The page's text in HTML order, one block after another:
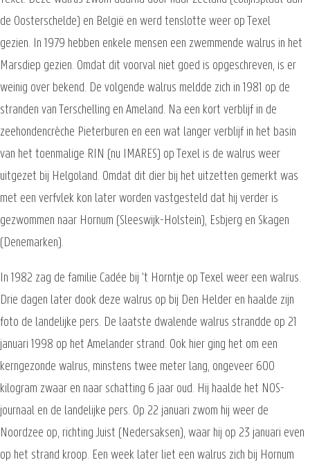
de Oosterschelde) en België en werd tenslotte weer op Texel
gezien. In 1979 hebben enkele mensen een zwemmende walrus in het
Marsdiep gezien. Omdat dit voorval niet goed is opgeschreven, is er
weinig over bekend. De volgende walrus meldde zich in 1981 op de
stranden van Terschelling en Ameland. Na een kort verblijf in de
zeehondencrèche Pieterburen en een wat langer verblijf in het basin
van het toenmalige RIN (nu IMARES) op Texel is de walrus weer
uitgezet bij Helgoland. Omdat dit dier bij het uitzetten gemerkt was
met een verfvlek kon later worden vastgesteld dat hij verder is
gezwommen naar Hornum (Sleeswijk-Holstein), Esbjerg en Skagen
(Denemarken).
In 1982 zag de familie Cadée bij 't Horntje op Texel weer een walrus.
Drie dagen later dook deze walrus op bij Den Helder en haalde zijn
foto de landelijke pers. De laatste dwalende walrus strandde op 21
januari 1998 op het Amelander strand. Ook hier ging het om een
kerngezonde walrus, minstens twee meter lang, ongeveer 600
kilogram zwaar en naar schatting 6 jaar oud. Hij haalde het NOS-
journaal en de landelijke pers. Op 22 januari zwom hij weer de
Noordzee op, richting Juist (Nedersaksen), waar hij op 23 januari even
op het strand kroop. Een week later liet een walrus zich bij Hornum